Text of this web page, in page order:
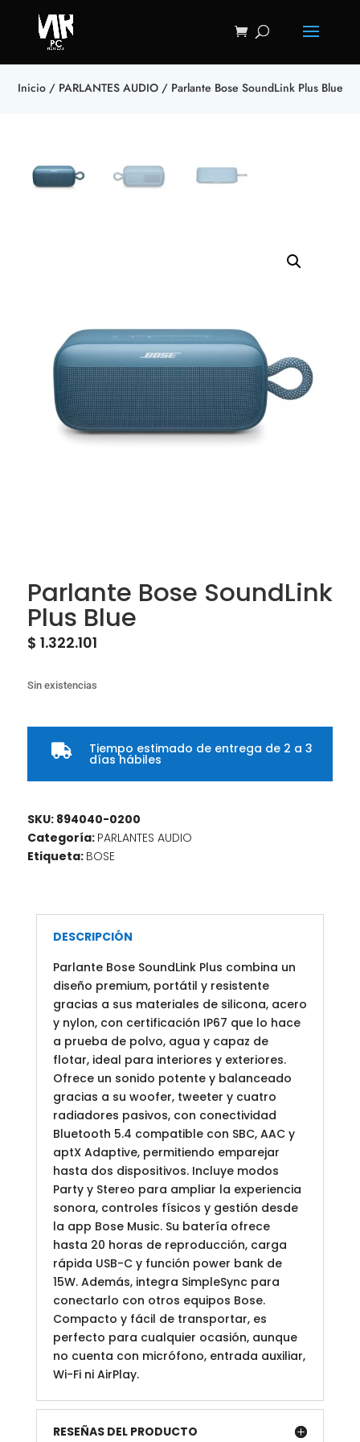
Inicio/ PARLANTES AUDIO/ Parlante Bose SoundLink Plus Blue
Parlante Bose SoundLink
Plus Blue
$ 1.322.101
Sin existencias
 Tiempo estimado de entrega de 2 a 3
días hábiles
SKU: 894040-0200
Categoría: PARLANTES AUDIO
Etiqueta: BOSE
DESCRIPCIÓN
Parlante Bose SoundLink Plus combina un
diseño premium, portátil y resistente
gracias a sus materiales de silicona, acero
y nylon, con certificación IP67 que lo hace
a prueba de polvo, agua y capaz de
flotar, ideal para interiores y exteriores.
Ofrece un sonido potente y balanceado
gracias a su woofer, tweeter y cuatro
radiadores pasivos, con conectividad
Bluetooth 5.4 compatible con SBC, AAC y
aptX Adaptive, permitiendo emparejar
hasta dos dispositivos. Incluye modos
Party y Stereo para ampliar la experiencia
sonora, controles físicos y gestión desde
la app Bose Music. Su batería ofrece
hasta 20 horas de reproducción, carga
rápida USB-C y función power bank de
15W. Además, integra SimpleSync para
conectarlo con otros equipos Bose.
Compacto y fácil de transportar, es
perfecto para cualquier ocasión, aunque
no cuenta con micrófono, entrada auxiliar,
Wi-Fi ni AirPlay.
RESEÑAS DEL PRODUCTO